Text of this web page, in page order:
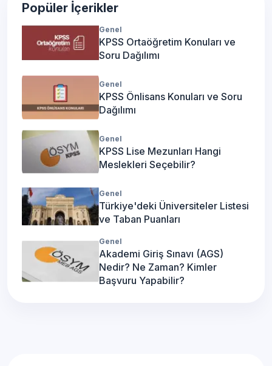
Popüler İçerikler
Genel
KPSS Ortaöğretim Konuları ve
Soru Dağılımı
Genel
KPSS Önlisans Konuları ve Soru
Dağılımı
Genel
KPSS Lise Mezunları Hangi
Meslekleri Seçebilir?
Genel
Türkiye'deki Üniversiteler Listesi
ve Taban Puanları
Genel
Akademi Giriş Sınavı (AGS)
Nedir? Ne Zaman? Kimler
Başvuru Yapabilir?